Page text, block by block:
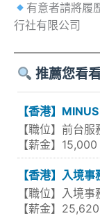
有意者請將履
行社有限公司
推薦您看
【香港】
【職位】前台服
【薪金】
【香港】入境
【職位】入境事
【薪金】